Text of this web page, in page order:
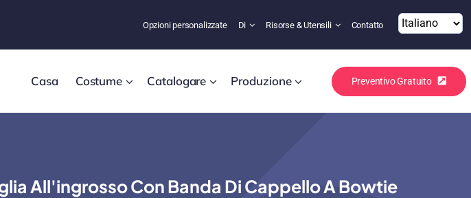
Opzioni personalizzate Di Risorse & Utensili Contatto
Casa Costume Catalogare Produzione Preventivo Gratuito
All'ingrosso Con Banda Di Cappello A Bowtie